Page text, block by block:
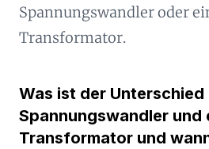
Spannungswandler oder
Transformator.
Was ist der Unterschied
Spannungswandler und
Transformator und